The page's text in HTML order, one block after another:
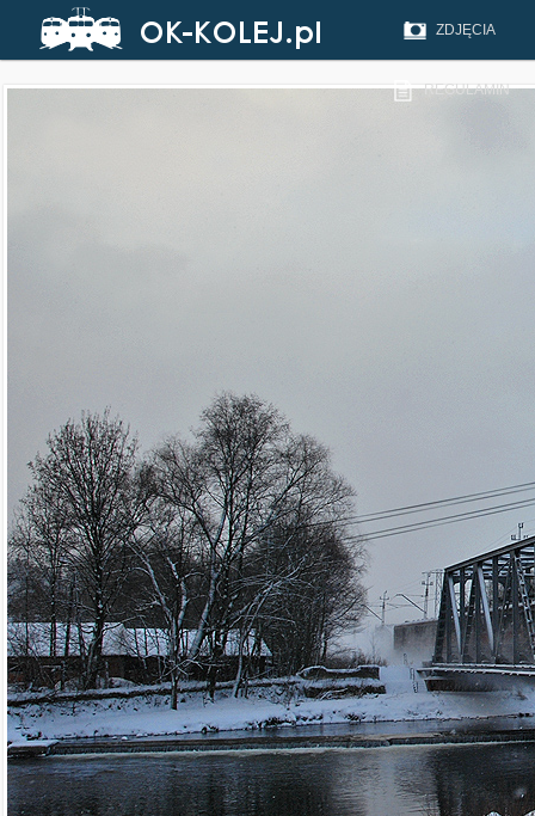
ZDJĘCIA
REGULAMIN